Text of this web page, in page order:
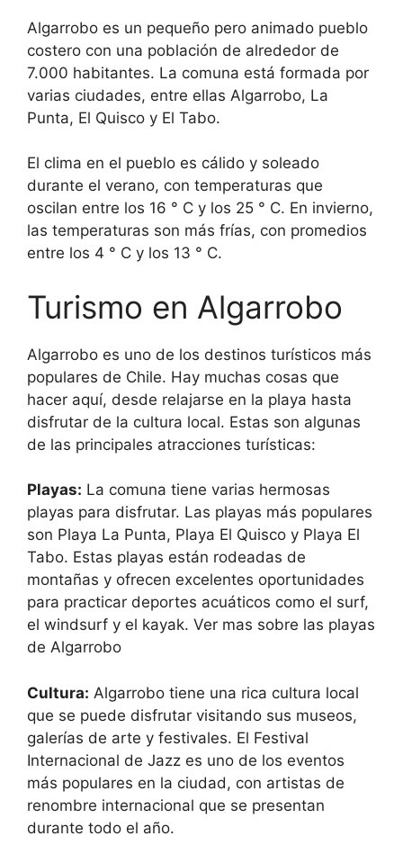
Algarrobo es un pequeño pero animado pueblo
costero con una población de alrededor de
7.000 habitantes. La comuna está formada por
varias ciudades, entre ellas Algarrobo, La
Punta, El Quisco y El Tabo.
El clima en el pueblo es cálido y soleado
durante el verano, con temperaturas que
oscilan entre los 16 ° C y los 25 ° C. En invierno,
las temperaturas son más frías, con promedios
entre los 4 ° C y los 13 ° C.
Turismo en Algarrobo
Algarrobo es uno de los destinos turísticos más
populares de Chile. Hay muchas cosas que
hacer aquí, desde relajarse en la playa hasta
disfrutar de la cultura local. Estas son algunas
de las principales atracciones turísticas:
Playas: La comuna tiene varias hermosas
playas para disfrutar. Las playas más populares
son Playa La Punta, Playa El Quisco y Playa El
Tabo. Estas playas están rodeadas de
montañas y ofrecen excelentes oportunidades
para practicar deportes acuáticos como el surf,
el windsurf y el kayak. Ver mas sobre las playas
de Algarrobo
Cultura: Algarrobo tiene una rica cultura local
que se puede disfrutar visitando sus museos,
galerías de arte y festivales. El Festival
Internacional de Jazz es uno de los eventos
más populares en la ciudad, con artistas de
renombre internacional que se presentan
durante todo el año.